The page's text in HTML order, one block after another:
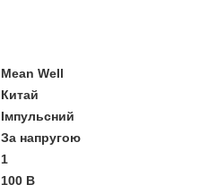
Mean Well
Китай
Імпульсний
За напругою
1
100 В